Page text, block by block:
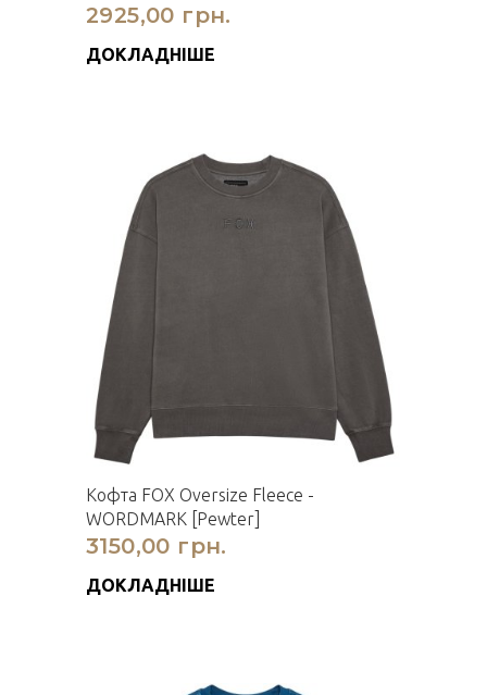
2925,00 грн.
ДОКЛАДНІШЕ
Кофта FOX Oversize Fleece -
WORDMARK [Pewter]
3150,00 грн.
ДОКЛАДНІШЕ